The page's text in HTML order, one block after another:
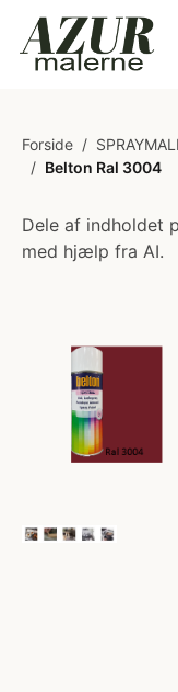
Forside /
/ Belton Ral 3004
Dele af indholdet
med hjælp fra AI.